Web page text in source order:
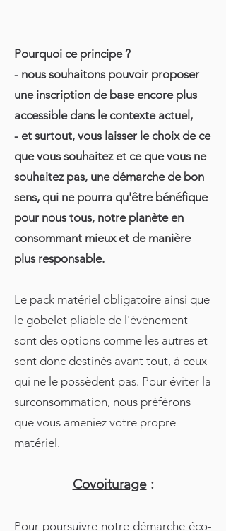
Pourquoi ce principe ?
- nous souhaitons pouvoir proposer
une inscription de base encore plus
accessible dans le contexte actuel,
- et surtout, vous laisser le choix de ce
que vous souhaitez et ce que vous ne
souhaitez pas, une démarche de bon
sens, qui ne pourra qu'être bénéfique
pour nous tous, notre planète en
consommant mieux et de manière
plus responsable.
Le pack matériel obligatoire ainsi que
le gobelet pliable de l'événement
sont des options comme les autres et
sont donc destinés avant tout, à ceux
qui ne le possèdent pas. Pour éviter la
surconsommation, nous préférons
que vous ameniez votre propre
matériel.
Covoiturage:
Pour poursuivre notre démarche éco-